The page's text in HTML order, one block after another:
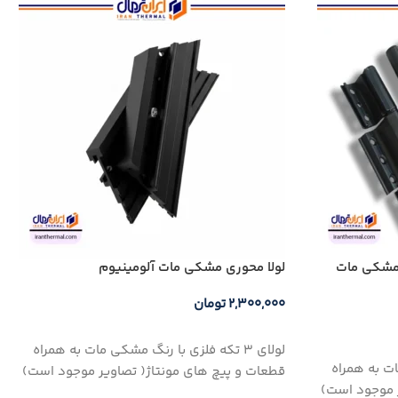
مشكي مات
به همراه
موجود است)
لولا محوري مشكي مات آلومینیوم
۲,۳۰۰,۰۰۰تومان
لولای 3 تکه فلزی با رنگ مشکی مات به همراه
قطعات و پیچ های مونتاژ( تصاویر موجود است)